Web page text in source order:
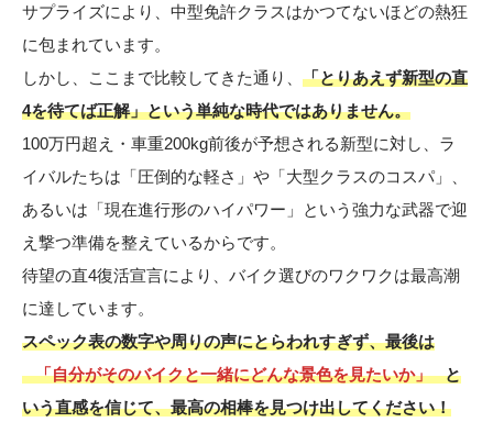
サプライズにより、中型免許クラスはかつてないほどの熱狂
に包まれています。
しかし、ここまで比較してきた通り、 「とりあえず新型の直
4を待てば正解」という単純な時代ではありません。
100万円超え・車重200kg前後が予想される新型に対し、ラ
イバルたちは「圧倒的な軽さ」や「大型クラスのコスパ」、
あるいは「現在進行形のハイパワー」という強力な武器で迎
え撃つ準備を整えているからです。
待望の直4復活宣言により、バイク選びのワクワクは最高潮
に達しています。
スペック表の数字や周りの声にとらわれすぎず、最後は
「自分がそのバイクと一緒にどんな景色を見たいか」
と
いう直感を信じて、最高の相棒を見つけ出してください！